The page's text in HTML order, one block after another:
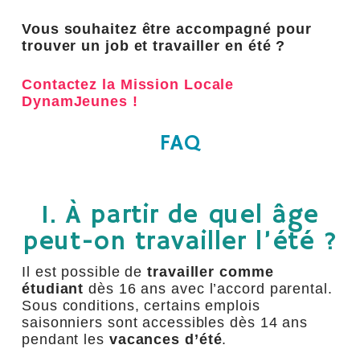
Vous souhaitez être accompagné pour
trouver un job et travailler en été ?
Contactez la Mission Locale
DynamJeunes !
FAQ
1. À partir de quel âge
peut-on travailler l’été ?
Il est possible detravailler comme
étudiant dès 16 ans avec l’accord parental.
Sous conditions, certains emplois
saisonniers sont accessibles dès 14 ans
pendant les vacances d’été.